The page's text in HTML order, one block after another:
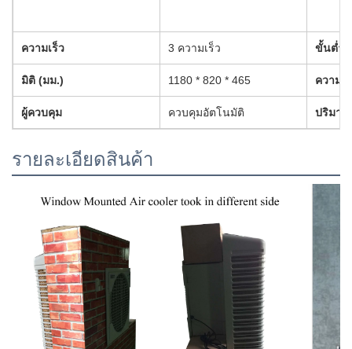
ความเร็ว 3 ความเร็ว ขั้นต่ำ
มิติ (มม.) 1180 * 820 * 465 ความจุ
ผู้ควบคุม ควบคุมอัตโนมัติ ปริมา
รายละเอียดสินค้า